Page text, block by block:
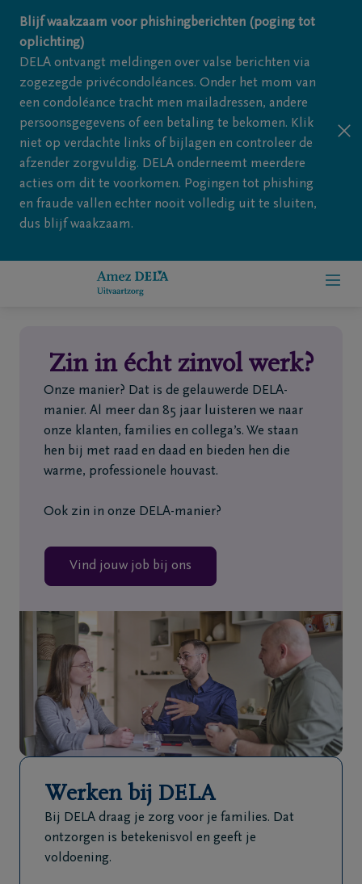
Overslaan en naar inhoud gaan
Blijf waakzaam voor phishingberichten (poging tot
oplichting)
DELA ontvangt meldingen over valse berichten via
zogezegde privécondoléances. Onder het mom van
een condoléance tracht men mailadressen, andere
persoonsgegevens of een betaling te bekomen. Klik
niet op verdachte links of bijlagen en controleer de
afzender zorgvuldig. DELA onderneemt meerdere
acties om dit te voorkomen. Pogingen tot phishing
en fraude vallen echter nooit volledig uit te sluiten,
dus blijf waakzaam.
Home
Wie
zijn
Contact
Uitvaart
regelen
Overlijdensberichten
Ons
uitvaartcentrum
Veelgestelde
overlijden
Zin in écht zinvol werk?
Onze manier? Dat is de gelauwerde DELA-
manier. Al meer dan 85 jaar luisteren we naar
onze klanten, families en collega’s. We staan
hen bij met raad en daad en bieden hen die
warme, professionele houvast.
Ook zin in onze DELA-manier?
Vind jouw job bij ons
Werken bij DELA
Bij DELA draag je zorg voor je families. Dat
ontzorgen is betekenisvol en geeft je
voldoening.